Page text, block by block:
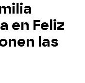
en Feliz
las